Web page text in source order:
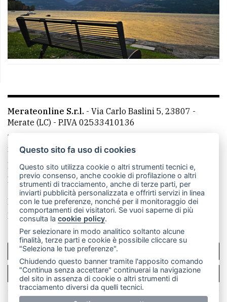
Merateonline S.r.l. - Via Carlo Baslini 5, 23807 -
Merate (LC) - P.IVA 02533410136
Telefono:
mail: redazione@leccoonline.com
La redazione
MerateOnline CasateOnline
RSS
Made by VIP
Privacy policy
Cookie policy
Rivedi le tue scelte sui cookie
SCRIVICI
PER LA TUA PUBBLICITÀ
Questo sito fa uso di cookies
Questo sito utilizza cookie o altri strumenti tecnici e,
previo consenso, anche cookie di profilazione o altri
strumenti di tracciamento, anche di terze parti, per
inviarti pubblicità personalizzata e offrirti servizi in linea
con le tue preferenze, nonché per il monitoraggio dei
comportamenti dei visitatori. Se vuoi saperne di più
consulta lacookie policy.
Per selezionare in modo analitico soltanto alcune
finalità, terze parti e cookie è possibile cliccare su
"Seleziona le tue preferenze".
Chiudendo questo banner tramite l'apposito comando
"Continua senza accettare" continuerai la navigazione
del sito in assenza di cookie o altri strumenti di
tracciamento diversi da quelli tecnici.